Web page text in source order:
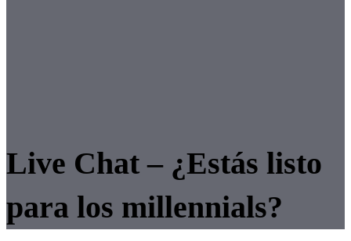
Live Chat – ¿Estás listo
para los millennials?